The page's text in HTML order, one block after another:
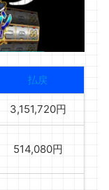
払戻
3,151,720円
514,080円